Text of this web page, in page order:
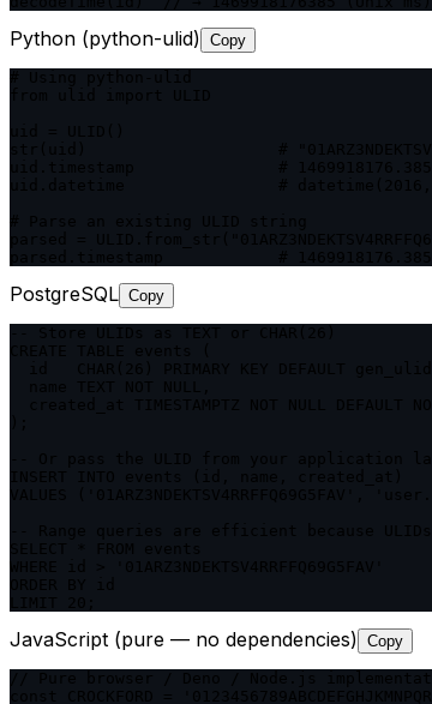
Python (python-ulid) Copy
PostgreSQL Copy
JavaScript (pure — no dependencies) Copy